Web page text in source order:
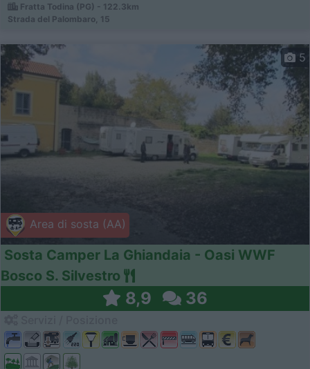
Fratta Todina (PG) - 122.3km
Strada del Palombaro, 15
Area di sosta (AA)
5
Sosta Camper La Ghiandaia - Oasi WWF
Bosco S. Silvestro
8,9 36